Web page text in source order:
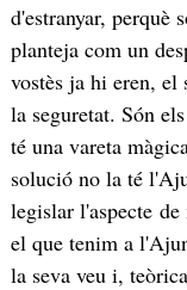
d'estranyar, perquè
planteja com un
vostès ja hi eren, el
la seguretat. Són
té una vareta
solució no la té
legislar l'aspecte
el que tenim a
la seva veu i,